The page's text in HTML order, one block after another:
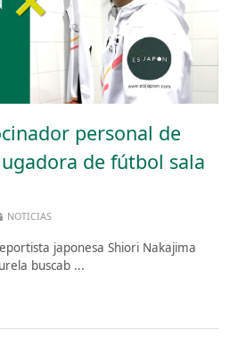
personal de
de fútbol sala
NOTICIAS
japonesa Shiori Nakajima
buscab ...